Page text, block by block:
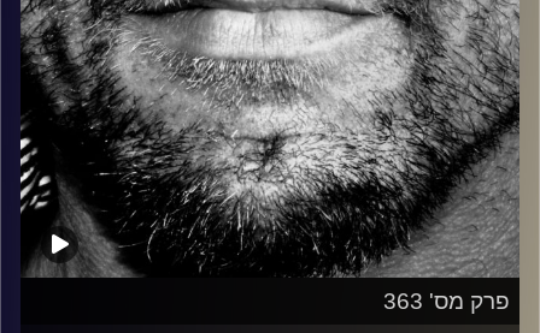
פרק מס' 363